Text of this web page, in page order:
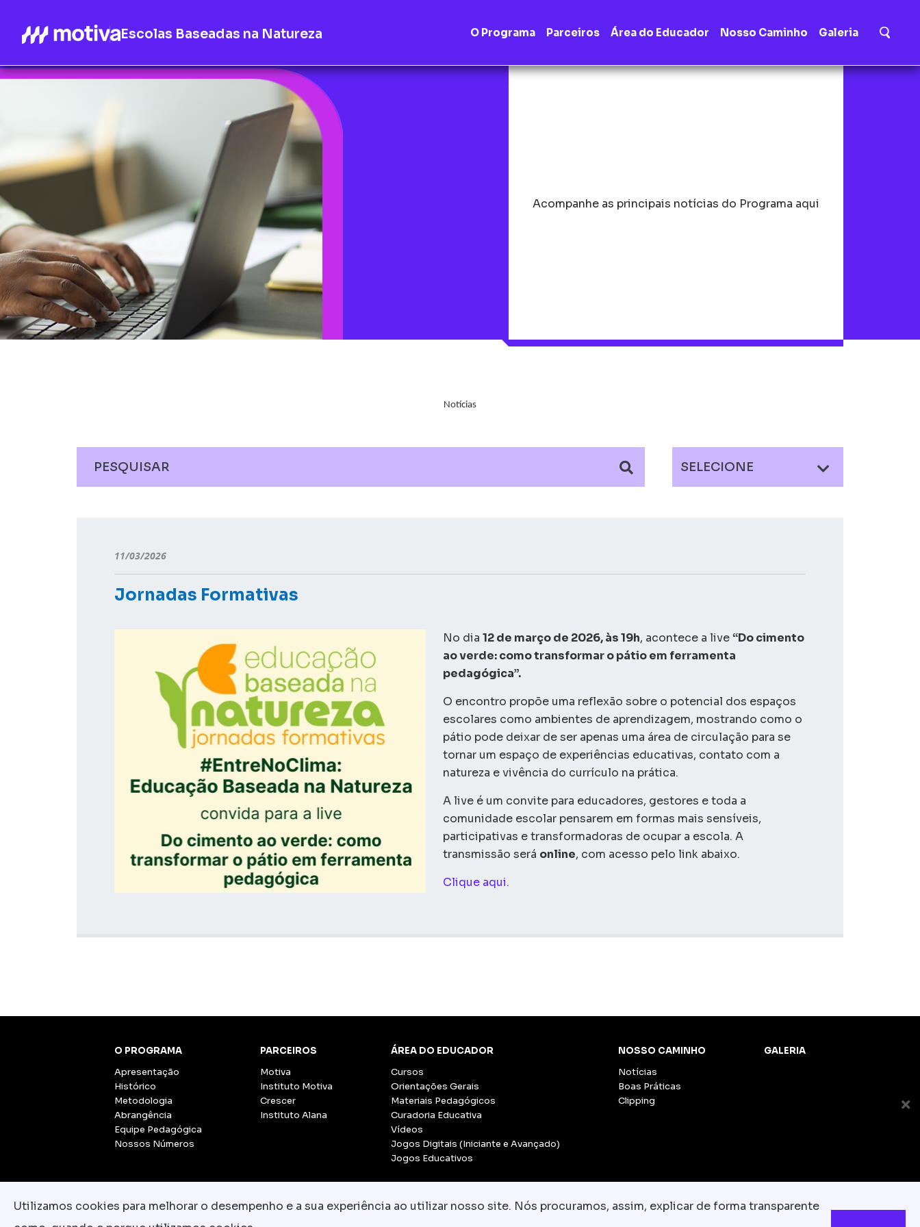
Escolas Baseadas na Natureza O Programa Parceiros Área do Educador Nosso Caminho Galeria
Acompanhe as principais notícias do Programa aqui
Notícias
SELECIONE
11/03/2026
Jornadas Formativas
No dia 12 de março de 2026, às 19h, acontece a live“Do cimento
ao verde: como transformar o pátio em ferramenta
pedagógica”.
O encontro propõe uma reflexão sobre o potencial dos espaços
escolares como ambientes de aprendizagem, mostrando como o
pátio pode deixar de ser apenas uma área de circulação para se
tornar um espaço de experiências educativas, contato com a
natureza e vivência do currículo na prática.
A live é um convite para educadores, gestores e toda a
comunidade escolar pensarem em formas mais sensíveis,
participativas e transformadoras de ocupar a escola. A
transmissão será online, com acesso pelo link abaixo.
Clique aqui.
O PROGRAMA
Apresentação
Histórico
Metodologia
Abrangência
Equipe Pedagógica
Nossos Números
PARCEIROS
Motiva
Instituto Motiva
Crescer
Instituto Alana
ÁREA DO EDUCADOR
Cursos
Orientações Gerais
Materiais Pedagógicos
Curadoria Educativa
Vídeos
Jogos Digitais (Iniciante e Avançado)
Jogos Educativos
NOSSO CAMINHO
Notícias
Boas Práticas
Clipping
GALERIA
Utilizamos cookies para melhorar o desempenho e a sua experiência ao utilizar nosso site. Nós procuramos, assim, explicar de forma transparente